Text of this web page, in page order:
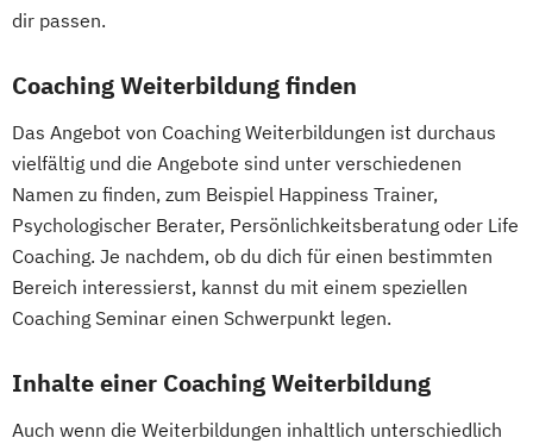
dir passen.
Coaching Weiterbildung finden
Das Angebot von Coaching Weiterbildungen ist durchaus
vielfältig und die Angebote sind unter verschiedenen
Namen zu finden, zum Beispiel Happiness Trainer,
Psychologischer Berater, Persönlichkeitsberatung oder Life
Coaching. Je nachdem, ob du dich für einen bestimmten
Bereich interessierst, kannst du mit einem speziellen
Coaching Seminar einen Schwerpunkt legen.
Inhalte einer Coaching Weiterbildung
Auch wenn die Weiterbildungen inhaltlich unterschiedlich